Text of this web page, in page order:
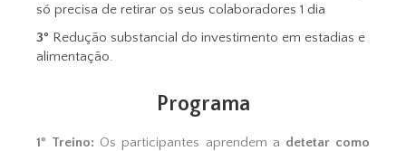
só precisa de retirar os seus colaboradores 1 dia
3º Redução substancial do investimento em estadias e
alimentação.
Programa
1º Treino: Os participantes aprendem a detetar como